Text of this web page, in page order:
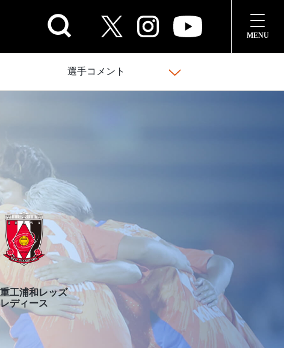
選手コメント
工浦和レッズ
レディース